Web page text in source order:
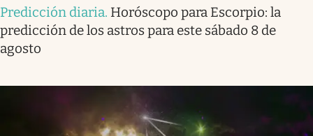
Predicción diaria. Horóscopo para Escorpio: la
predicción de los astros para este sábado 8 de
agosto